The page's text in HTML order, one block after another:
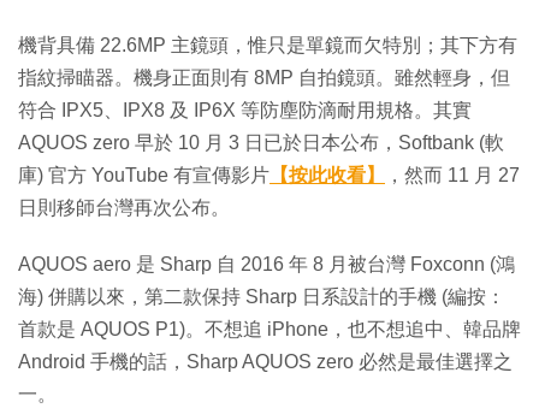
機背具備 22.6MP 主鏡頭，惟只是單鏡而欠特別；其下方有
指紋掃瞄器。機身正面則有 8MP 自拍鏡頭。雖然輕身，但
符合 IPX5、IPX8 及 IP6X 等防塵防滴耐用規格。其實
AQUOS zero 早於 10 月 3 日已於日本公布，Softbank (軟
庫) 官方 YouTube 有宣傳影片 【按此收看】
，然而 11 月 27
日則移師台灣再次公布。
AQUOS aero 是 Sharp 自 2016 年 8 月被台灣 Foxconn (鴻
海) 併購以來，第二款保持 Sharp 日系設計的手機 (編按：
首款是 AQUOS P1)。不想追 iPhone，也不想追中、韓品牌
Android 手機的話，Sharp AQUOS zero 必然是最佳選擇之
一。